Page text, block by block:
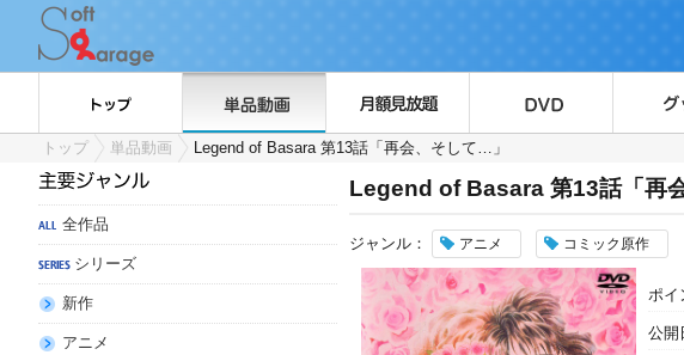
トップ 単品動画 Legend of Basara 第13話「再会、そして…」
全作品
シリーズ
新作
アニメ
Legend of Basara 第13話「再
ジャンル： アニメ コミック原作
ポイ
公開